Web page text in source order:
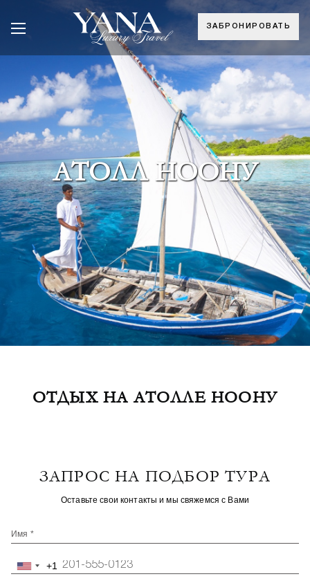
ЗАБРОНИРОВАТЬ
АТОЛЛ НООНУ
ОТДЫХ НА АТОЛЛЕ НООНУ
ЗАПРОС НА ПОДБОР ТУРА
Оставьте свои контакты и мы свяжемся с Вами
Имя *
United+1